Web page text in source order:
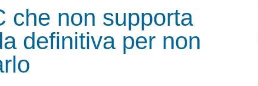
che non supporta
definitiva per non